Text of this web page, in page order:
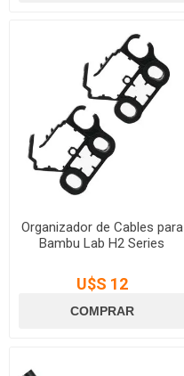
Organizador de Cables para
Bambu Lab H2 Series
U$S 12